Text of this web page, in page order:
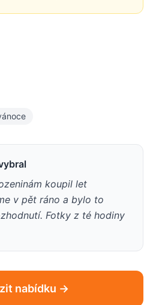
koupil let
v pět ráno a bylo to
Fotky z té hodiny
nabídku →